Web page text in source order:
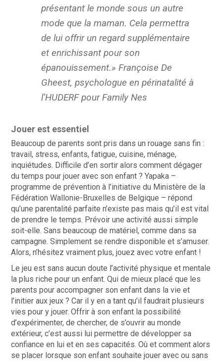
présentant le monde sous un autre
mode que la maman. Cela permettra
de lui offrir un regard supplémentaire
et enrichissant pour son
épanouissement.» Françoise De
Gheest, psychologue en périnatalité à
l’HUDERF pour Family Nes
Jouer est essentiel
Beaucoup de parents sont pris dans un rouage sans fin :
travail, stress, enfants, fatigue, cuisine, ménage,
inquiétudes. Difficile d’en sortir alors comment dégager
du temps pour jouer avec son enfant ? Yapaka –
programme de prévention à l’initiative du Ministère de la
Fédération Wallonie-Bruxelles de Belgique – répond
qu’une parentalité parfaite n’existe pas mais qu’il est vital
de prendre le temps. Prévoir une activité aussi simple
soit-elle. Sans beaucoup de matériel, comme dans sa
campagne. Simplement se rendre disponible et s’amuser.
Alors, n’hésitez vraiment plus, jouez avec votre enfant !
Le jeu est sans aucun doute l’activité physique et mentale
la plus riche pour un enfant. Qui de mieux placé que les
parents pour accompagner son enfant dans la vie et
l’initier aux jeux ? Car il y en a tant qu’il faudrait plusieurs
vies pour y jouer. Offrir à son enfant la possibilité
d’expérimenter, de chercher, de s’ouvrir au monde
extérieur, c’est aussi lui permettre de développer sa
confiance en lui et en ses capacités. Où et comment alors
se placer lorsque son enfant souhaite jouer avec ou sans